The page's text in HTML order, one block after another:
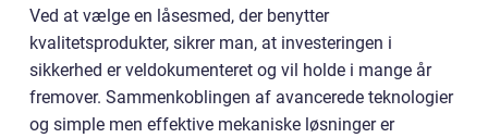
Ved at vælge en låsesmed, der benytter
kvalitetsprodukter, sikrer man, at investeringen i
sikkerhed er veldokumenteret og vil holde i mange år
fremover. Sammenkoblingen af avancerede teknologier
og simple men effektive mekaniske løsninger er